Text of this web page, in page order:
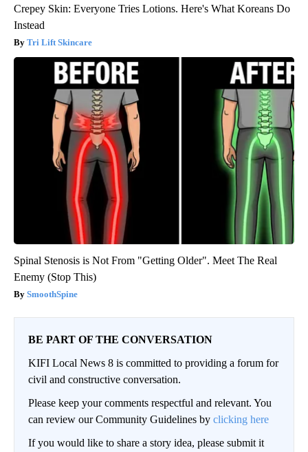
Crepey Skin: Everyone Tries Lotions. Here's What Koreans Do
Instead
Tri Lift Skincare
Spinal Stenosis is Not From "Getting Older". Meet The Real
Enemy (Stop This)
SmoothSpine
BE PART OF THE CONVERSATION
KIFI Local News 8 is committed to providing a forum for
civil and constructive conversation.
Please keep your comments respectful and relevant. You
can review our Community Guidelines by clicking here
If you would like to share a story idea, please submit it